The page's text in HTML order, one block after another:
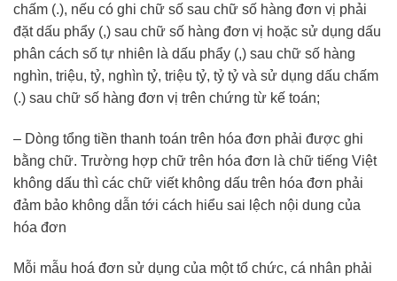
chấm (.), nếu có ghi chữ số sau chữ số hàng đơn vị phải
đặt dấu phẩy (,) sau chữ số hàng đơn vị hoặc sử dụng dấu
phân cách số tự nhiên là dấu phẩy (,) sau chữ số hàng
nghìn, triệu, tỷ, nghìn tỷ, triệu tỷ, tỷ tỷ và sử dụng dấu chấm
(.) sau chữ số hàng đơn vị trên chứng từ kế toán;
– Dòng tổng tiền thanh toán trên hóa đơn phải được ghi
bằng chữ. Trường hợp chữ trên hóa đơn là chữ tiếng Việt
không dấu thì các chữ viết không dấu trên hóa đơn phải
đảm bảo không dẫn tới cách hiểu sai lệch nội dung của
hóa đơn
Mỗi mẫu hoá đơn sử dụng của một tổ chức, cá nhân phải